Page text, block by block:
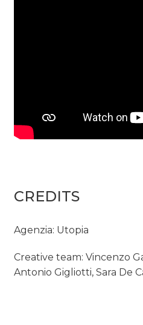
CREDITS
Agenzia: Utopia
Creative team: Vincenzo
Antonio Gigliotti, Sara De